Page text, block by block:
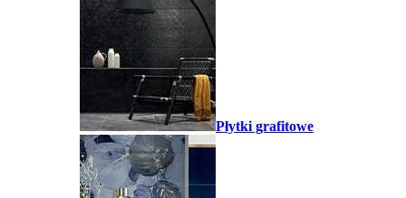
Płytki grafitowe